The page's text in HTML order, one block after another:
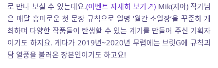
로 만나 보실 수 있는데요.(이벤트 자세히 보기↗) Mik(지야) 작가님
은 매달 흥미로운 첫 문장 규칙으로 일명 ‘월간 소일장’을 꾸준히 개
최하며 다양한 작품들이 탄생할 수 있는 계기를 만들어 주신 기획자
이기도 하지요. 게다가 2019년~2020년 무렵에는 브릿G에 규칙괴
담 열풍을 불러온 장본인이기도 하고요!